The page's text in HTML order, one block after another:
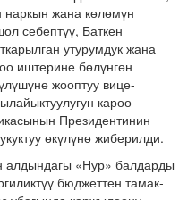
жана көлөмүн
себептүү, Баткен
утурумдук жана
иштерине бөлүнгөн
жооптуу вице-
кароо
Президентинин
өкүлүнө жиберилди.
«Нур» балдарды
бюджеттен тамак-